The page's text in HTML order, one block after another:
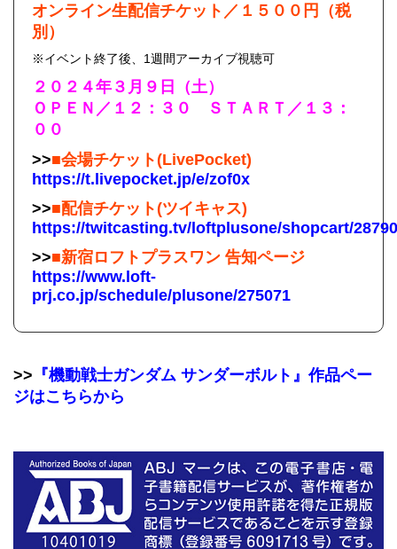
オンライン生配信チケット／１５００円（税
別）
※イベント終了後、1週間アーカイブ視聴可
２０２４年３月９日（土）
ＯＰＥＮ／１２：３０ ＳＴＡＲＴ／１３：
００
>>■会場チケット(LivePocket)
https://t.livepocket.jp/e/zof0x
>>■配信チケット(ツイキャス)
https://twitcasting.tv/loftplusone/shopcart/
>>■新宿ロフトプラスワン 告知ページ
https://www.loft-
prj.co.jp/schedule/plusone/275071
>> 『機動戦士ガンダム サンダーボルト』作品ペー
ジはこちらから